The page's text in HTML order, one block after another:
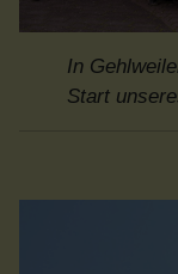
In
Start